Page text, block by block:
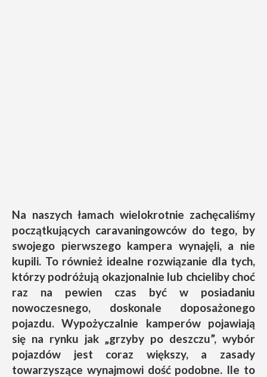
Na naszych łamach wielokrotnie zachęcaliśmy
początkujących caravaningowców do tego, by
swojego pierwszego kampera wynajęli, a nie
kupili. To również idealne rozwiązanie dla tych,
którzy podróżują okazjonalnie lub chcieliby choć
raz na pewien czas być w posiadaniu
nowoczesnego, doskonale doposażonego
pojazdu. Wypożyczalnie kamperów pojawiają
się na rynku jak „grzyby po deszczu”, wybór
pojazdów jest coraz większy, a zasady
towarzyszące wynajmowi dość podobne. Ile to